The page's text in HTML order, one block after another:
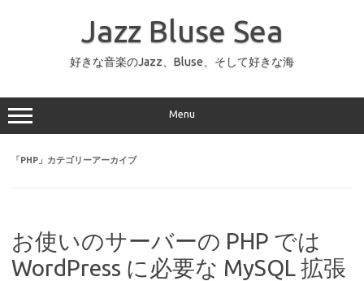
ッ
プ
Jazz Bluse Sea
好きな音楽のJazz、Bluse、そして好きな海
Menu
「PHP 」カテゴリーアーカイブ
お使いのサーバーの PHP では
WordPress に必要な MySQL 拡張